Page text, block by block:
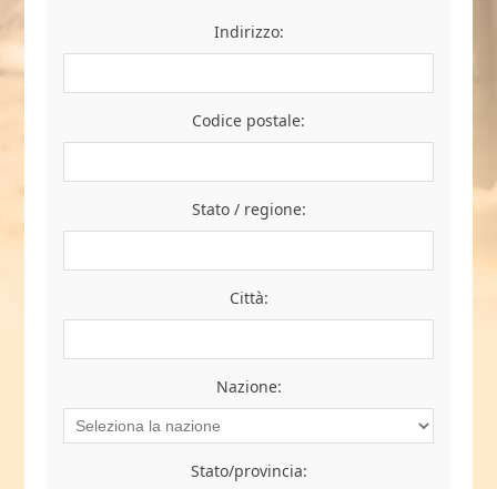
Indirizzo:
Codice postale:
Stato / regione:
Città:
Nazione:
Stato/provincia: